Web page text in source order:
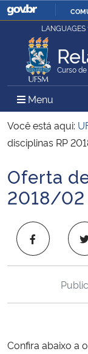
Ministério da Justiça e
Ministério da Defesa
Ministério das Relações
Ministério da
Ministério da Educação
Ministério da Cidadania
Ministério de Minas e
LANGUAGES
Curso
Menu
Você está aqui:
disciplinas RP
Início do
Oferta
2018/02
Confira abaixo a